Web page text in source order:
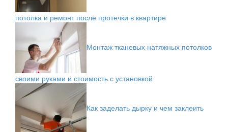
потолка и ремонт после протечки в квартире
Монтаж тканевых натяжных потолков
своими руками и стоимость с установкой
Как заделать дырку и чем заклеить